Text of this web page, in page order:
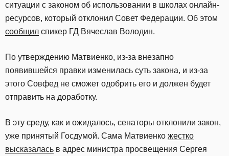
ситуации с законом об использовании в школах онлайн-
ресурсов, который отклонил Совет Федерации. Об этом
сообщил спикер ГД Вячеслав Володин.
По утверждению Матвиенко, из-за внезапно
появившейся правки изменилась суть закона, и из-за
этого Совфед не сможет одобрить его и должен будет
отправить на доработку.
В эту среду, как и ожидалось, сенаторы отклонили закон,
уже принятый Госдумой. Сама Матвиенко жестко
высказалась в адрес министра просвещения Сергея